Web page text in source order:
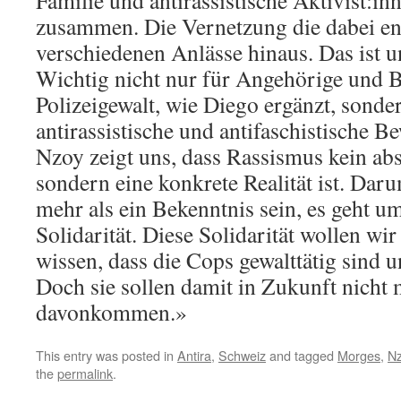
zusammen. Die Vernetzung die dabei
verschiedenen Anlässe hinaus. Das ist
Wichtig nicht nur für Angehörige und
Polizeigewalt, wie Diego ergänzt,
antirassistische und antifaschistische
Nzoy zeigt uns, dass Rassismus kein
sondern eine konkrete Realität ist.
mehr als ein Bekenntnis sein, es geht
Solidarität. Diese Solidarität wollen
wissen, dass die Cops gewalttätig sind
Doch sie sollen damit in Zukunft nicht
davonkommen.»
This entry was posted in Antira, Schweizand tagged Morges,
thepermalink.